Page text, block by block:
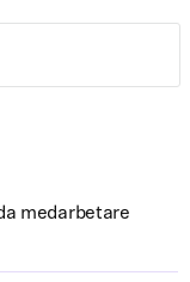
medarbetare